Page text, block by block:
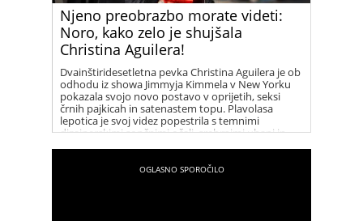
Njeno preobrazbo morate videti:
Noro, kako zelo je shujšala
Christina Aguilera!
Dvainštiridesetletna pevka Christina Aguilera je ob
odhodu iz showa Jimmyja Kimmela v New Yorku
pokazala svojo novo postavo v oprijetih, seksi
črnih pajkicah in satenastem topu. Plavolasa
lepotica je svoj videz popestrila s temnimi
dizajnerskimi sončnimi očali, srebrnimi uhani in
se je dolga leta borila z odvečnimi kilogrami.